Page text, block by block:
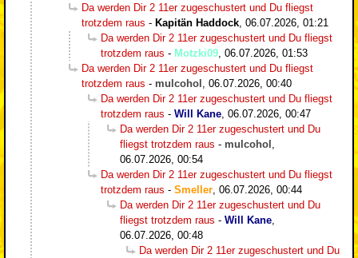
Da werden Dir 2 11er zugeschustert und Du fliegst
trotzdem raus - Kapitän Haddock 06.07.2026, 01:21
Da werden Dir 2 11er zugeschustert und Du fliegst
trotzdem raus - Motzki09 06.07.2026, 01:53
Da werden Dir 2 11er zugeschustert und Du fliegst
trotzdem raus - mulcohol
06.07.2026, 00:40
Da werden Dir 2 11er zugeschustert und Du fliegst
trotzdem raus - Will Kane 06.07.2026, 00:47
Da werden Dir 2 11er zugeschustert und Du
fliegst trotzdem raus - mulcohol
06.07.2026, 00:54
Da werden Dir 2 11er zugeschustert und Du fliegst
trotzdem raus - Smeller 06.07.2026, 00:44
Da werden Dir 2 11er zugeschustert und Du
fliegst trotzdem raus - Will Kane
06.07.2026, 00:48
Da werden Dir 2 11er zugeschustert und Du